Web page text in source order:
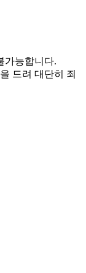
가능합니다.
드려 대단히 죄